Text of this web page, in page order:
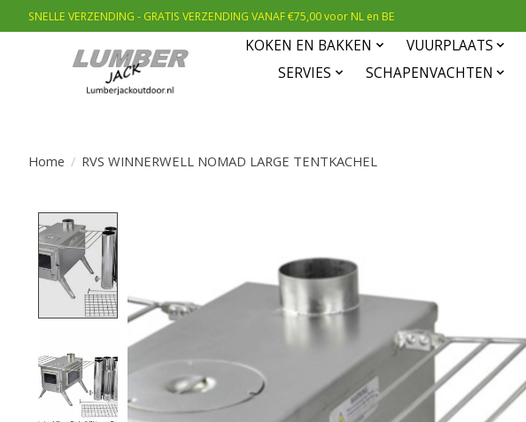
SNELLE VERZENDING - GRATIS VERZENDING VANAF €75,00 voor NL en BE
KOKEN EN BAKKEN VUURPLAATS
SERVIES
SCHAPENVACHTEN
Home / RVS WINNERWELL NOMAD LARGE TENTKACHEL